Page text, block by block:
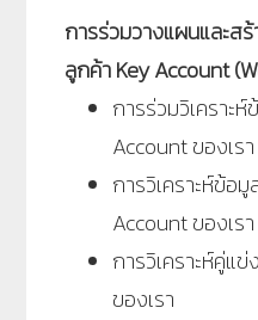
การร่วมวางแผนและส
ลูกค้า Key Account
การร่วมวิเคราะ
Account ของเรา
การวิเคราะห์ข้อ
Account ของเรา
การวิเคราะห์คู่แ
ของเรา